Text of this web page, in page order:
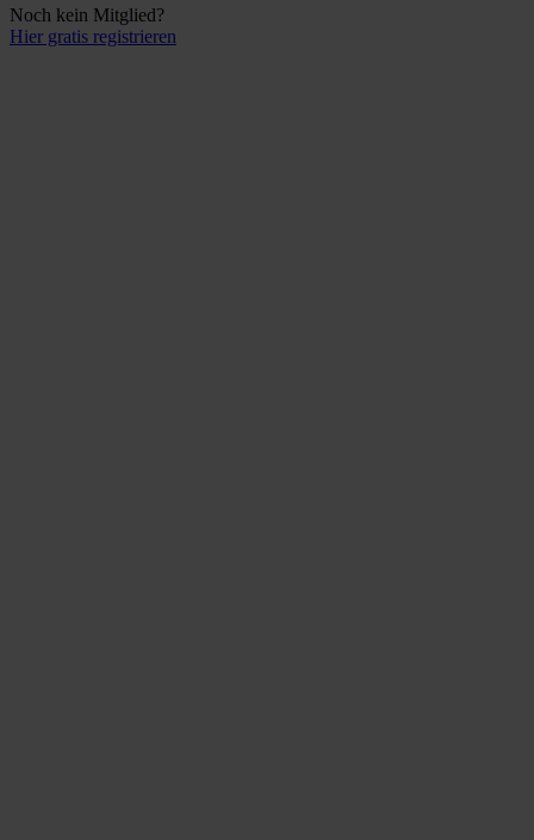
Noch kein Mitglied?
Hier gratis registrieren